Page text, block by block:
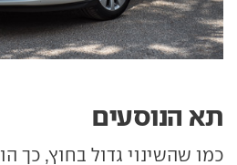
תא הנוסעים
כמו שהשינוי גדול בחוץ, כך